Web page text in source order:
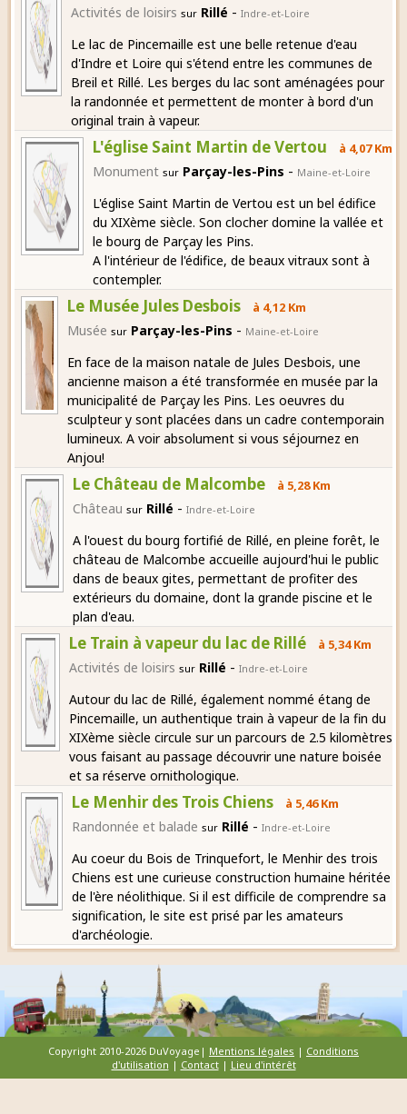
Activités de loisirs sur Rillé - Indre-et-Loire
Le lac de Pincemaille est une belle retenue d'eau
d'Indre et Loire qui s'étend entre les communes de
Breil et Rillé. Les berges du lac sont aménagées pour
la randonnée et permettent de monter à bord d'un
original train à vapeur.
L'église Saint Martin de Vertou à 4,07 Km
Monument sur Parçay-les-Pins - Maine-et-Loire
L'église Saint Martin de Vertou est un bel édifice
du XIXème siècle. Son clocher domine la vallée et
le bourg de Parçay les Pins.
A l'intérieur de l'édifice, de beaux vitraux sont à
contempler.
Le Musée Jules Desbois à 4,12 Km
Musée sur Parçay-les-Pins - Maine-et-Loire
En face de la maison natale de Jules Desbois, une
ancienne maison a été transformée en musée par la
municipalité de Parçay les Pins. Les oeuvres du
sculpteur y sont placées dans un cadre contemporain
lumineux. A voir absolument si vous séjournez en
Anjou!
Le Château de Malcombe à 5,28 Km
Château sur Rillé - Indre-et-Loire
A l'ouest du bourg fortifié de Rillé, en pleine forêt, le
château de Malcombe accueille aujourd'hui le public
dans de beaux gites, permettant de profiter des
extérieurs du domaine, dont la grande piscine et le
plan d'eau.
Le Train à vapeur du lac de Rillé à 5,34 Km
Activités de loisirs sur Rillé - Indre-et-Loire
Autour du lac de Rillé, également nommé étang de
Pincemaille, un authentique train à vapeur de la fin du
XIXème siècle circule sur un parcours de 2.5 kilomètres
vous faisant au passage découvrir une nature boisée
et sa réserve ornithologique.
Le Menhir des Trois Chiens à 5,46 Km
Randonnée et balade sur Rillé - Indre-et-Loire
Au coeur du Bois de Trinquefort, le Menhir des trois
Chiens est une curieuse construction humaine héritée
de l'ère néolithique. Si il est difficile de comprendre sa
signification, le site est prisé par les amateurs
d'archéologie.
Copyright 2010-2026 DuVoyage| Mentions légales | Conditions
d'utilisation | Contact| Lieu d'intérêt